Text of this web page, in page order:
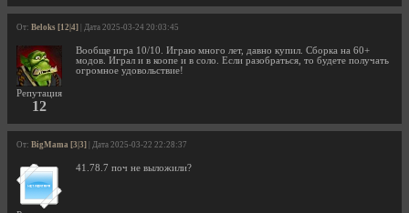
От: Beloks [12|4] | Дата 2025-03-24 20:03:45
Репутация
12
Вообще игра 10/10. Играю много лет, давно купил. Сборка на 60+
модов. Играл и в коопе и в соло. Если разобраться, то будете получать
огромное удовольствие!
От: BigMama [3|3] | Дата 2025-03-22 22:28:37
41.78.7 поч не выложили?